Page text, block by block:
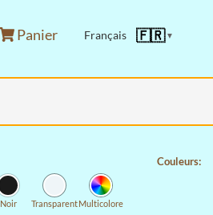
Panier Français 🇫🇷▼
Couleurs:
Noir TransparentMulticolore